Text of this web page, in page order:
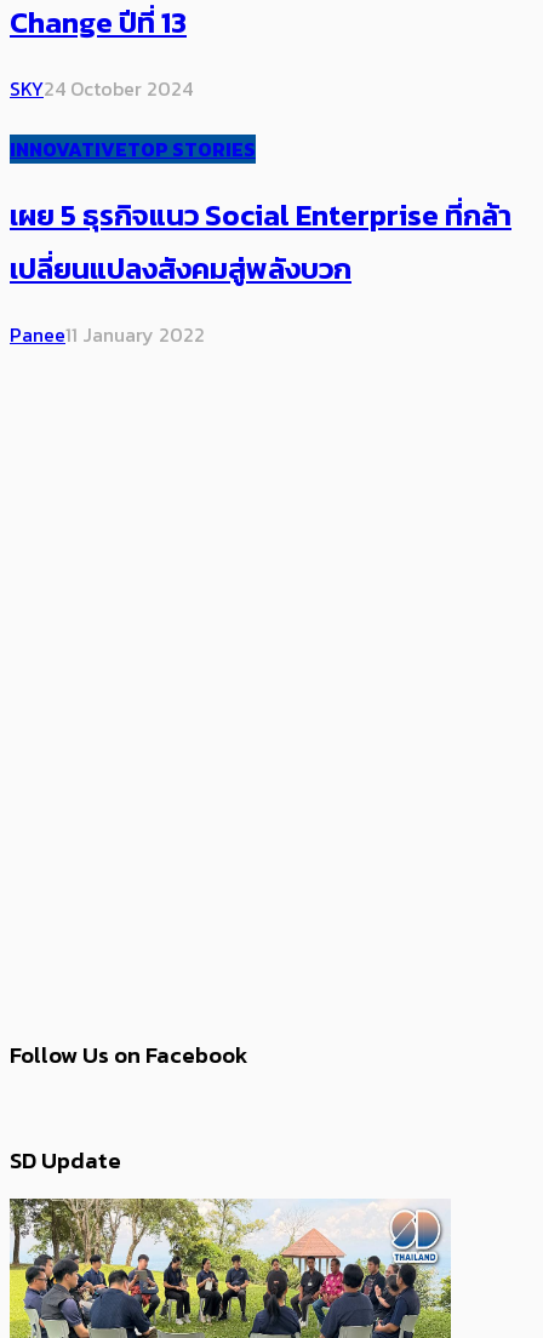
Change ปีที่ 13
SKY24 October 2024
INNOVATIVETOP STORIES
เผย 5 ธุรกิจแนว Social Enterprise ที่กล้า
เปลี่ยนแปลงสังคมสู่พลังบวก
Panee11 January 2022
Follow Us on Facebook
SD Update